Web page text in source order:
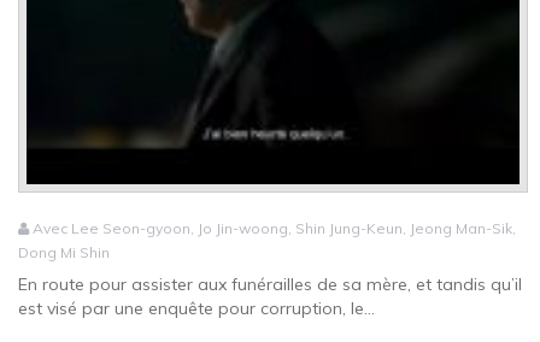
Avec Lee Seon-gyoon, Jo Jin-woong, Shin Jung-Keun, Jeong Man-Sik,
Dong Mi Shin
En route pour assister aux funérailles de sa mère, et tandis qu’il
est visé par une enquête pour corruption, le...